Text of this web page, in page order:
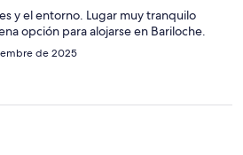
y el entorno. Lugar muy tranquilo
opción para alojarse en Bariloche.
de 2025